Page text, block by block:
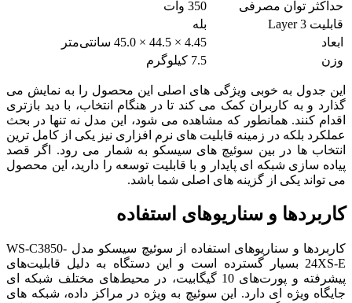
حداکثر توان مصرفی
350 وات
قابلیت Layer 3
بله
ابعاد
4.45 × 44.5 × 45.0 سانتی‌متر
وزن
7.5 کیلوگرم
این جدول به خوبی ویژگی های اصلی این محصول را به نمایش می
گذارد و به کاربران کمک می کند تا در هنگام انتخاب، با دید بازتری
اقدام کنند. همانطور که مشاهده می شود، این مدل نه تنها در بحث
عملکرد بلکه در زمینه قابلیت های نرم افزاری نیز یکی از کامل ترین
انتخاب ها در بین سوئیچ های سیسکو به شمار می رود. اگر قصد
پیاده سازی شبکه ای پایدار و با قابلیت توسعه را دارید، این محصول
می تواند یکی از گزینه های اصلی شما باشد.
کاربردها و سناریوهای استفاده
کاربردها و سناریوهای استفاده از سوئیچ سیسکو مدل WS-C3850-
24XS-E بسیار گسترده است و این دستگاه به دلیل قابلیت‌های
پیشرفته و پورت‌های 10 گیگابیت، در محیط‌های مختلف شبکه ای
جایگاه ویژه ای دارد. این سوئیچ به ویژه در مراکز داده، شبکه های